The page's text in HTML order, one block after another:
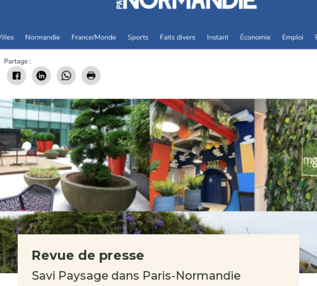
Revue de presse
Savi Paysage dans Paris-Normandie